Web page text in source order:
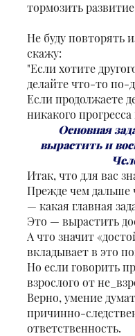
тормозить
Не буду повторять
скажу:
"Если хотите
делайте что-то по-
Если продолжаете
никакого прогресса
Основная
вырастить и
Итак, что для вас
Прежде чем дальше
— какая главная
Это — вырастить
А что значит
вкладывает в это
Но если говорить
взрослого от
Верно, умение
причинно-
ответственность.